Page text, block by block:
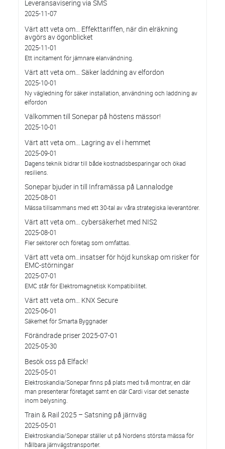
Leveransavisering via SMS
2025-11-07
Värt att veta om… Effekttariffen, när din elräkning
avgörs av ögonblicket
2025-11-01
Ett incitament för jämnare elanvändning.
Värt att veta om… Säker laddning av elfordon
2025-10-01
Ny vägledning för säker installation, användning och laddning av
elfordon
Välkommen till Sonepar på höstens mässor!
2025-10-01
Värt att veta om... Lagring av el i hemmet
2025-09-01
Dagens teknik bidrar till både kostnadsbesparingar och ökad
resiliens.
Sonepar bjuder in till Inframässa på Lannalodge
2025-08-01
Mässa tillsammans med ett 30-tal av våra strategiska leverantörer.
Värt att veta om... cybersäkerhet med NIS2
2025-08-01
Fler sektorer och företag som omfattas.
Värt att veta om…insatser för höjd kunskap om risker för
EMC-störningar
2025-07-01
EMC står för Elektromagnetisk Kompatibilitet.
Värt att veta om… KNX Secure
2025-06-01
Säkerhet för Smarta Byggnader
Förändrade priser 2025-07-01
2025-05-30
Besök oss på Elfack!
2025-05-01
Elektroskandia/Sonepar finns på plats med två montrar, en där
man presenterar företaget samt en där Cardi visar det senaste
inom belysning.
Train & Rail 2025 – Satsning på järnväg
2025-05-01
Elektroskandia/Sonepar ställer ut på Nordens största mässa för
hållbara järnvägstransporter.